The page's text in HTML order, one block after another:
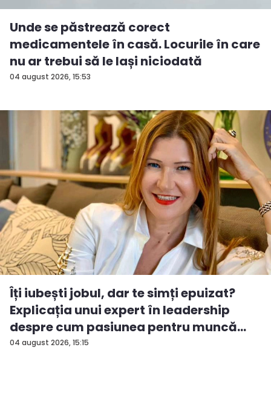
04 august 2026, 15:53
Unde se păstrează corect
medicamentele în casă. Locurile în care
nu ar trebui să le lași niciodată
04 august 2026, 15:15
Îți iubești jobul, dar te simți epuizat?
Explicația unui expert în leadership
despre cum pasiunea pentru muncă
po...